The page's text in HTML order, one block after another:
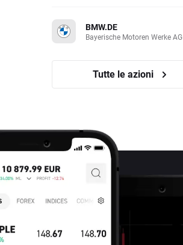
BMW.DE
Bayerische Motoren Werke AG
Tutte le azioni